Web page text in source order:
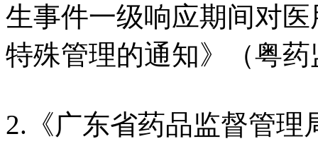
生事件一级响应期间对
特殊管理的通知》（粤
2.《广东省药品监督管